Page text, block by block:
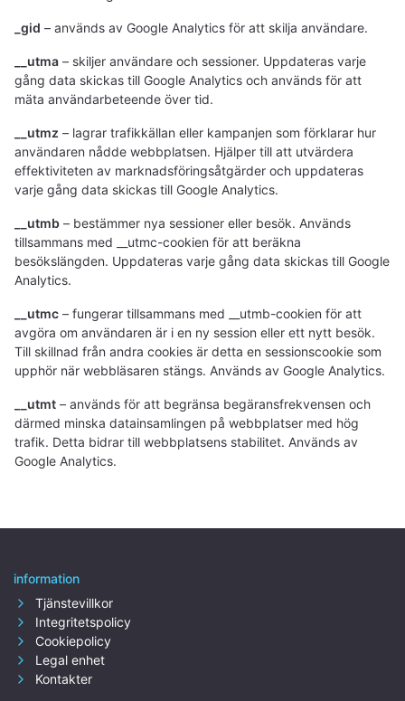
_gid – används av Google Analytics för att skilja användare.
__utma – skiljer användare och sessioner. Uppdateras varje
gång data skickas till Google Analytics och används för att
mäta användarbeteende över tid.
__utmz – lagrar trafikkällan eller kampanjen som förklarar hur
användaren nådde webbplatsen. Hjälper till att utvärdera
effektiviteten av marknadsföringsåtgärder och uppdateras
varje gång data skickas till Google Analytics.
__utmb – bestämmer nya sessioner eller besök. Används
tillsammans med __utmc-cookien för att beräkna
besökslängden. Uppdateras varje gång data skickas till Google
Analytics.
__utmc – fungerar tillsammans med __utmb-cookien för att
avgöra om användaren är i en ny session eller ett nytt besök.
Till skillnad från andra cookies är detta en sessionscookie som
upphör när webbläsaren stängs. Används av Google Analytics.
__utmt – används för att begränsa begäransfrekvensen och
därmed minska datainsamlingen på webbplatser med hög
trafik. Detta bidrar till webbplatsens stabilitet. Används av
Google Analytics.
information
Tjänstevillkor
Integritetspolicy
Cookiepolicy
Legal enhet
Kontakter